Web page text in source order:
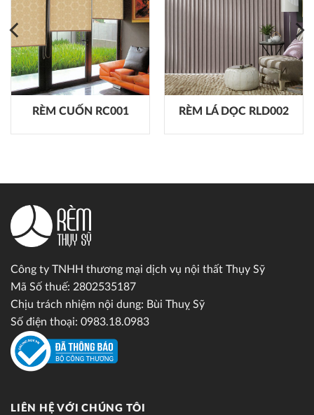
RÈM CUỐN RC001 RÈM LÁ DỌC RLD002
Công ty TNHH thương mại dịch vụ nội thất Thụy Sỹ
Mã Số thuế: 2802535187
Chịu trách nhiệm nội dung: Bùi Thuỵ Sỹ
Số điện thoại: 0983.18.0983
LIÊN HỆ VỚI CHÚNG TÔI